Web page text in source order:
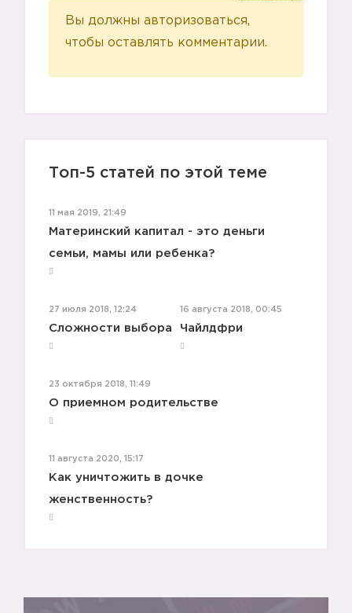
Вы должны авторизоваться,
чтобы оставлять комментарии.
Топ-5 статей по этой теме
11 мая 2019, 21:49
Материнский капитал - это деньги
семьи, мамы или ребенка?
27 июля 2018, 12:24
Сложности выбора
16 августа 2018, 00:45
Чайлдфри
23 октября 2018, 11:49
О приемном родительстве
11 августа 2020, 15:17
Как уничтожить в дочке
женственность?